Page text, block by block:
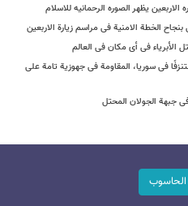
الاربعین یظهر الصوره الرحمانیه للاسلام
الخطة الامنیة فی مراسم زیارة الاربعین
فی أی مکان فی العالم
فی سوریا، المقاومة فی جهوزیة تامة علی
جبهة الجولان المحتل